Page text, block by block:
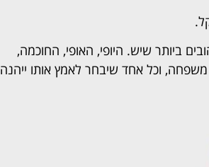
ביותר שיש. היופי, האופי, החוכמה,
משפחה, וכל אחד שיבחר לאמץ אותו ייהנה